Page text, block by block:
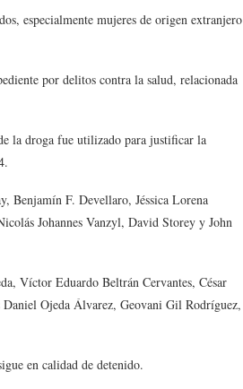
especialmente mujeres de origen extranjero
por delitos contra la salud, relacionada
la droga fue utilizado para justificar la
Benjamín F. Devellaro, Jéssica Lorena
Johannes Vanzyl, David Storey y John
Víctor Eduardo Beltrán Cervantes, César
Ojeda Álvarez, Geovani Gil Rodríguez,
en calidad de detenido.